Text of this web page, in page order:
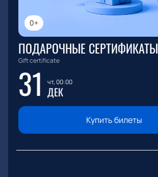
0+
ПОДАРОЧНЫЕ СЕРТИФИКАТЫ
Gift certificate
31 чт, 00:00
ДЕК
Купить билеты